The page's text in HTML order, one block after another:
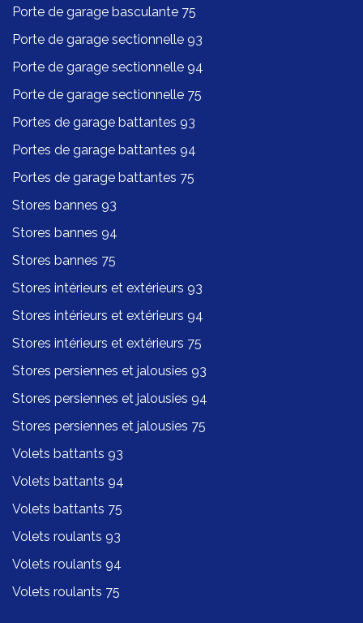
Porte de garage basculante 75
Porte de garage sectionnelle 93
Porte de garage sectionnelle 94
Porte de garage sectionnelle 75
Portes de garage battantes 93
Portes de garage battantes 94
Portes de garage battantes 75
Stores bannes 93
Stores bannes 94
Stores bannes 75
Stores intérieurs et extérieurs 93
Stores intérieurs et extérieurs 94
Stores intérieurs et extérieurs 75
Stores persiennes et jalousies 93
Stores persiennes et jalousies 94
Stores persiennes et jalousies 75
Volets battants 93
Volets battants 94
Volets battants 75
Volets roulants 93
Volets roulants 94
Volets roulants 75